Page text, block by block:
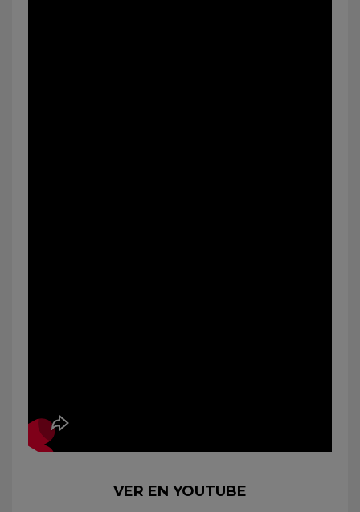
VER EN YOUTUBE